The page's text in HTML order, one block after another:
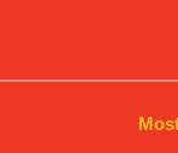
Propriedade da Fundação S. João de